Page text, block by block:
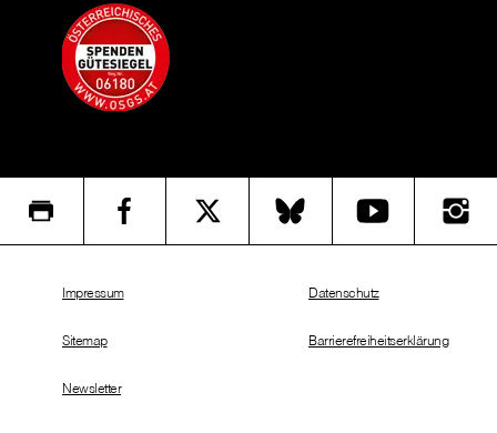
Impressum
Sitemap
Newsletter
Datenschutz
Barrierefreiheitserklärung